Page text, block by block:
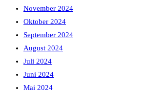
November 2024
Oktober 2024
September 2024
August 2024
Juli 2024
Juni 2024
Mai 2024